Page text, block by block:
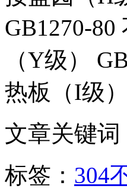
GB1270-
（Y级）
热板（I级
文章关键词
标签： 304